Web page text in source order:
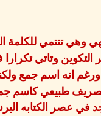
وهي تنتمي للكلمة
وتاتي تكرارا
انه اسم جمع
طبيعي كاسم جمع
في عصر الكتابه